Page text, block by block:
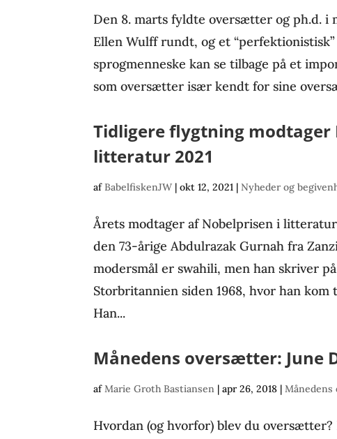
Den 8. marts fyldte oversætter og ph.d. i
Ellen Wulff rundt, og et
sprogmenneske kan se tilbage på et
som oversætter især kendt for sine
Tidligere flygtning modtager
litteratur 2021
afBabelfiskenJW |okt 12, 2021 |Nyheder og
Årets modtager af Nobelprisen i
den 73-årige Abdulrazak Gurnah fra
modersmål er swahili, men han skriver
Storbritannien siden 1968, hvor han
Han...
Månedens oversætter: June
afMarie Groth Bastiansen |apr 26, 2018 |
Hvordan (og hvorfor) blev du